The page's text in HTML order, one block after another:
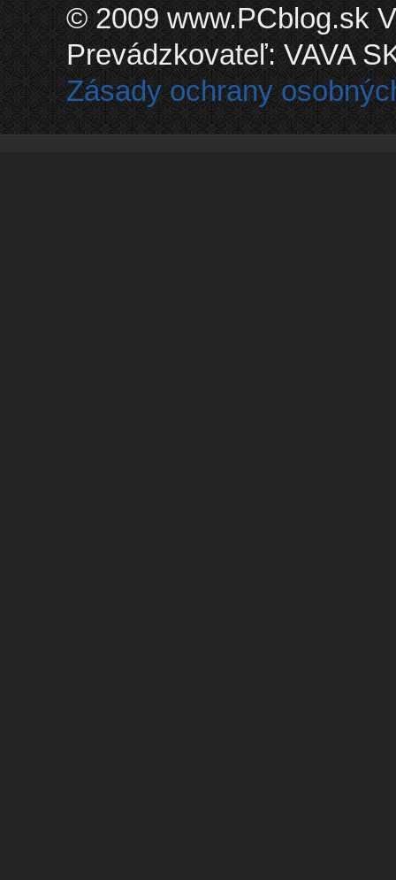
© 2009 www.PCblog.sk
Prevádzkovateľ: VAVA
Zásady ochrany